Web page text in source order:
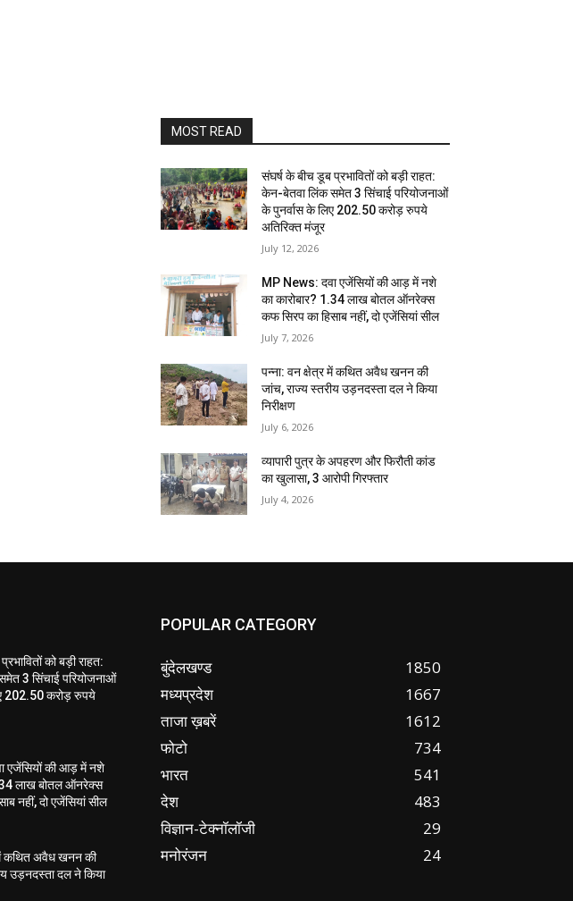
MOST READ
संघर्ष के बीच डूब प्रभावितों को बड़ी राहत:
केन-बेतवा लिंक समेत 3 सिंचाई परियोजनाओं
के पुनर्वास के लिए 202.50 करोड़ रुपये
अतिरिक्त मंजूर
July 12, 2026
MP News: दवा एजेंसियों की आड़ में नशे
का कारोबार? 1.34 लाख बोतल ऑनरेक्स
कफ सिरप का हिसाब नहीं, दो एजेंसियां सील
July 7, 2026
पन्ना: वन क्षेत्र में कथित अवैध खनन की
जांच, राज्य स्तरीय उड़नदस्ता दल ने किया
निरीक्षण
July 6, 2026
व्यापारी पुत्र के अपहरण और फिरौती कांड
का खुलासा, 3 आरोपी गिरफ्तार
July 4, 2026
को बड़ी राहत:
3 सिंचाई परियोजनाओं
202.50 करोड़ रुपये
एजेंसियों की आड़ में नशे
लाख बोतल ऑनरेक्स
नहीं, दो एजेंसियां सील
में कथित अवैध खनन की
उड़नदस्ता दल ने किया
POPULAR CATEGORY
बुंदेलखण्ड
1850
मध्यप्रदेश
1667
ताजा ख़बरें
1612
फोटो
734
भारत
541
देश
483
विज्ञान-टेक्नॉलॉजी
29
मनोरंजन
24